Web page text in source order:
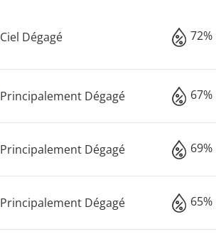
Ciel Dégagé 72%
Principalement Dégagé 67%
Principalement Dégagé 69%
Principalement Dégagé 65%